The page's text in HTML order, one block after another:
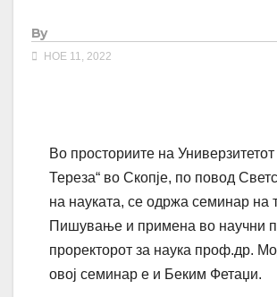
By
НОЕ 11, 2022
Во просториите на Универзитетот
Тереза“ во Скопје, по повод
на науката, се одржа семинар на
Пишување и примена во научни
проректорот за наука проф.др.
овој семинар е и Беким Фетаџи.